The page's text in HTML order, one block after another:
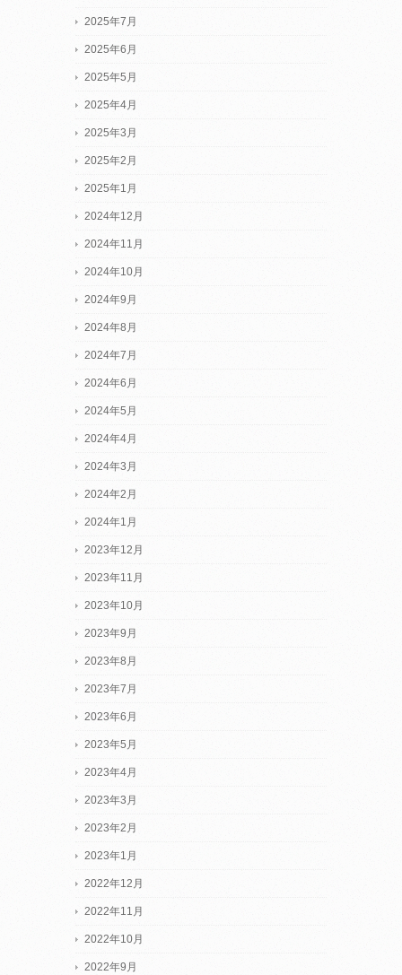
2025年7月
2025年6月
2025年5月
2025年4月
2025年3月
2025年2月
2025年1月
2024年12月
2024年11月
2024年10月
2024年9月
2024年8月
2024年7月
2024年6月
2024年5月
2024年4月
2024年3月
2024年2月
2024年1月
2023年12月
2023年11月
2023年10月
2023年9月
2023年8月
2023年7月
2023年6月
2023年5月
2023年4月
2023年3月
2023年2月
2023年1月
2022年12月
2022年11月
2022年10月
2022年9月